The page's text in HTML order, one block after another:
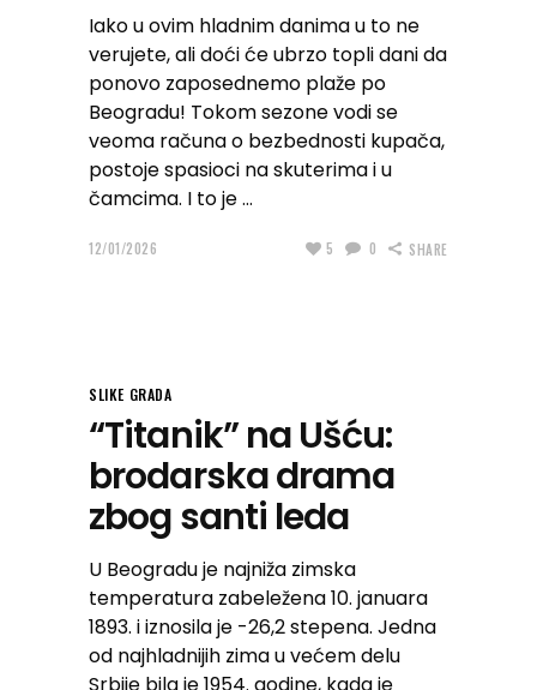
Iako u ovim hladnim danima u to ne
verujete, ali doći će ubrzo topli dani da
ponovo zaposednemo plaže po
Beogradu! Tokom sezone vodi se
veoma računa o bezbednosti kupača,
postoje spasioci na skuterima i u
čamcima. I to je
12/01/2026 5 0 SHARE
SLIKE GRADA
“Titanik” na Ušću:
brodarska drama
zbog santi leda
U Beogradu je najniža zimska
temperatura zabeležena 10. januara
1893. i iznosila je -26,2 stepena. Jedna
od najhladnijih zima u većem delu
Srbije bila je 1954. godine, kada je